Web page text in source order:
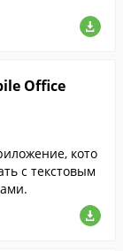
Office
кото
с текстовым